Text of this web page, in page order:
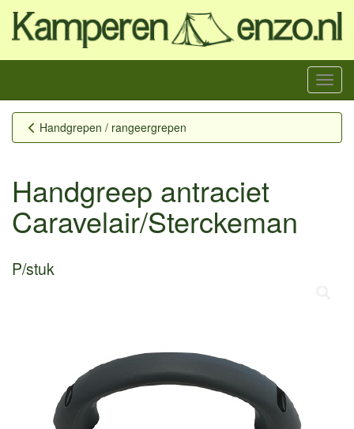
Menu
Handgrepen / rangeergrepen
Handgreep antraciet
Caravelair/Sterckeman
P/stuk